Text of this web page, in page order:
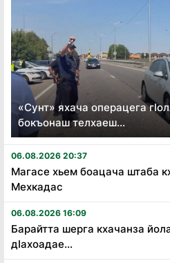
«Сунт» яхача операцега
бокъонаш телхаеш...
06.08.2026 20:37
Магасе хьем боацача штаба
Мехкадас
06.08.2026 16:09
Барайтта шерга кхачанза
дӏахоадае...